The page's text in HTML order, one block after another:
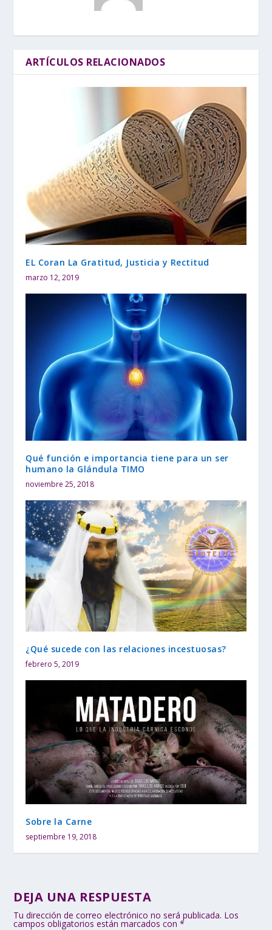
ARTÍCULOS RELACIONADOS
EL Coran La Gratitud, Justicia y Rectitud
marzo 12, 2019
Qué función e importancia tiene para un ser
humano la Glándula TIMO
noviembre 25, 2018
¿Qué sucede con las relaciones incestuosas?
febrero 5, 2019
Sobre la Carne
septiembre 19, 2018
DEJA UNA RESPUESTA
Tu dirección de correo electrónico no será publicada. Los
campos obligatorios están marcados con*